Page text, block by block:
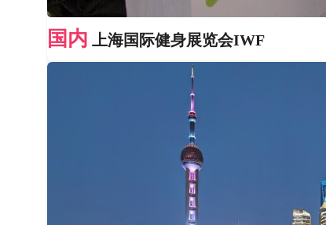
国内 上海国际健身展览会IWF